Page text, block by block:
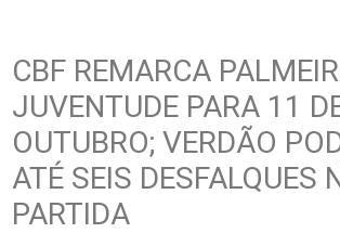
CBF REMARCA
JUVENTUDE PARA 11
OUTUBRO; VERDÃO
ATÉ SEIS DESFALQUES
PARTIDA